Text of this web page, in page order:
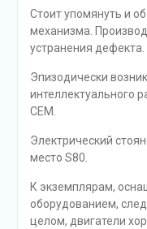
Стоит упомянуть и
механизма.
устранения дефекта.
Эпизодически
интеллектуального
СЕМ.
Электрический
место S80.
К экземплярам,
оборудованием,
целом, двигатели